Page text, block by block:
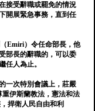
接受辭職或罷免的情況
開展緊急事務，直到任
Emiri）令任命部長，他
部長的辭職的，可以委
任人為止。
一次特別會議上，莊嚴
伊斯蘭教法，憲法和法
捍衛人民自由和利